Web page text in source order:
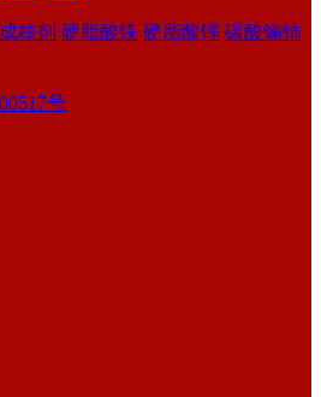
成核剂 硬脂酸镁 硬脂酸锂 碳酸镧铈
号